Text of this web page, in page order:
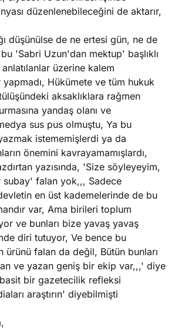
düzenlenebileceğini de aktarır,
düşünülse de ne ertesi gün, ne de
'Sabri Uzun'dan mektup' başlıklı
üzerine kalem
yapmadı, Hükümete ve tüm hukuk
aksaklıklara rağmen
yandaş olanı ve
sus pus olmuştu, Ya bu
istememişlerdi ya da
önemini kavrayamamışlardı,
yazısında, 'Size söyleyeyim,
subay' falan yok,,, Sadece
en üst kademelerinde de bu
var, Ama birileri toplum
ve bunları bize yavaş yavaş
diri tutuyor, Ve bence bu
ürünü falan da değil, Bütün bunları
ve yazan geniş bir ekip var,,,' diye
bir gazetecilik refleksi
araştırın' diyebilmişti